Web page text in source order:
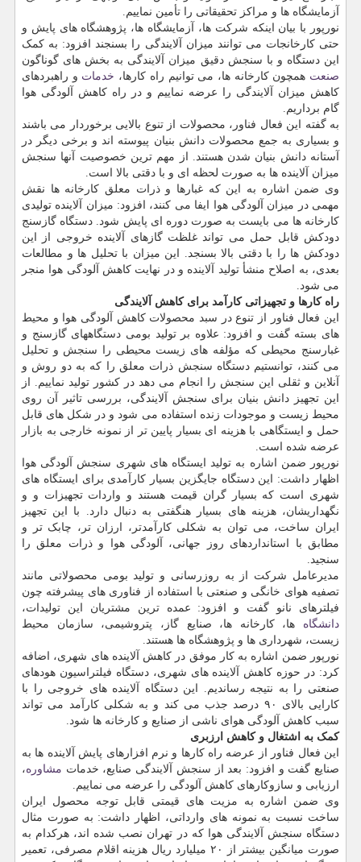
آزمایشگاه ها و مراکز تحقیقاتی را تأمین نماییم.
نورپور با بیان اینکه شرکت ها، آزمایشگاه ها، پژوهشگاه های پایش و
حتی کارخانجات می توانند میزان آلایندگی را بسنجند افزود: به کمک
این دستگاه و با سنجش دقیق میزان آلایندگی به بخش های گوناگون
صنعت همچون کارخانه ها، می توانیم راه کارها، خدمات و راهبردهای
کاهش میزان آلایندگی را عرضه نماییم و در راه کاهش آلودگی هوا
گام برداریم.
به گفته این فعال فناور، محصولات از تنوع بالایی برخوردار می باشند
و بسیاری به جمع محصولات دانش بنیان پیوسته اند و برخی دیگر در
آستانه دانش بنیان شدن هستند. از مهم ترین خصوصیت آنها سنجش
میزان آلاینده ها به صورت لحظه ای و با دقتی بالا است.
وی ضمن اشاره به این که غبارها و ذرات معلق کارخانه ها نقش
مهمی در میزان آلودگی هوا ایفا می کنند، افزود: میزان آلاینده تولیدی
کارخانه ها می بایست به صورت دوره ای پایش شود. دستگاه گازسنج
دودکش قابل حمل می تواند غلظت گازهای آلاینده خروجی از این
دودکش ها را با دقتی بالا بسنجد. این میزان با تحلیل ها و مطالعات
بعدی، به اصلاح منشأ تولید آلاینده و در نهایت کاهش آلودگی هوا منجر
می شود.
راه کارها و تجهیزاتی کارآمد برای کاهش آلایندگی
این فعال فناور از تنوع در سبد محصولات کاهش آلودگی هوا و محیط
های بسته گفت و افزود: علاوه بر تولید بومی دستگاههای گازسنج و
غبارسنج محیطی که مؤلفه های زیست محیطی را سنجش و تحلیل
می کنند، توانستیم دستگاه سنجش ذرات معلق را که به دو روش و
آنلاین و ثقلی این سنجش را انجام می دهد در کشور تولید نماییم. از
این تجهیز دانش بنیان برای سنجش آلایندگی، بررسی تاثیر آن روی
محیط زیست و موجودات زنده استفاده می شود و در شکل های قابل
حمل و ایستگاهی با هزینه ای بسیار پایین تر از نمونه خارجی به بازار
عرضه شده است.
نورپور ضمن اشاره به تولید ایستگاه های شهری سنجش آلودگی هوا
اظهار داشت: این دستگاه جایگزین بسیار کارآمدی برای ایستگاه های
شهری است که بسیار گران قیمت هستند و واردات تجهیزات و و
نگهداریشان، هزینه های بسیار هنگفتی به دنبال دارد. با این تجهیز
ایران ساخت، می توان به شکلی کارآمدتر، ارزان تر، چابک تر و
مطابق با استانداردهای روز جهانی، آلودگی هوا و ذرات معلق را
سنجید.
مدیرعامل شرکت از به روزرسانی و تولید بومی محصولاتی مانند
تصفیه هوای خانگی و صنعتی با استفاده از فناوری های پیشرفته چون
فیلترهای نانو گفت و افزود: عمده ترین مشتریان این تولیدات،
دانشگاه ها، کارخانه ها، صنایع گاز، پتروشیمی، سازمان محیط
زیست، شهرداری ها و پژوهشگاه ها هستند.
نورپور ضمن اشاره به کار موفق در کاهش آلاینده های شهری، اضافه
کرد: در حوزه کاهش آلاینده های شهری، دستگاه فیلتراسیون هودهای
صنعتی را به نتیجه رساندیم. این دستگاه آلاینده های خروجی را با
کارایی بالای ۹۰ درصد جذب می کند و به شکلی کارآمد می تواند
سبب کاهش آلودگی هوای ناشی از صنایع و کارخانه ها شود.
کمک به اشتغال و کاهش ارزبری
این فعال فناور از عرضه راه کارها و نرم افزارهای پایش آلاینده ها به
صنایع گفت و افزود: بعد از سنجش آلایندگی صنایع، خدمات مشاوره،
ارزیابی و سازوکارهای کاهش آلودگی را عرضه می نماییم.
وی ضمن اشاره به مزیت های قیمتی قابل توجه محصول ایران
ساخت نسبت به نمونه های وارداتی، اظهار داشت: به صورت مثال
دستگاه سنجش آلایندگی هوا که در تهران نصب شده اند، هرکدام به
صورت میانگین بیشتر از ۲۰ میلیارد ریال هزینه اقلام مصرفی، تعمیر